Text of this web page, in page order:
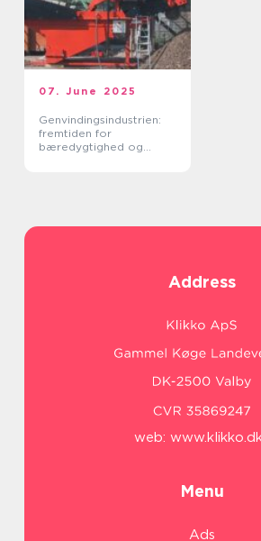
07. June 2025
Genvindingsindustrien:
fremtiden for
bæredygtighed og
Address
web:
Menu
Ads